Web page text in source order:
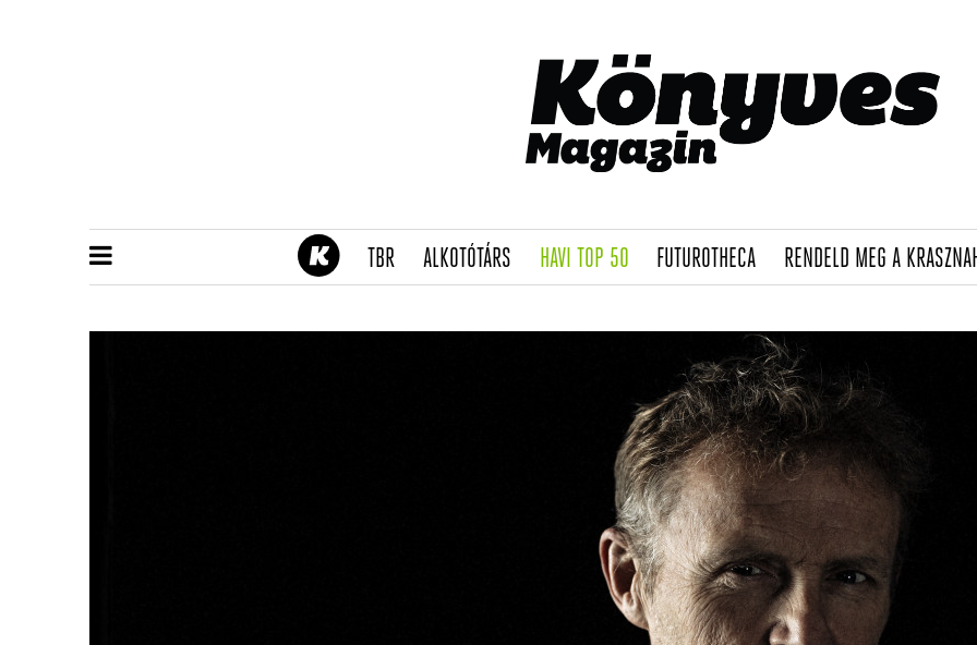
TBR(CURRENT)
ALKOTÓTÁRS(CURRENT)
HAVI TOP 50(CURRENT)
FUTUROTHECA(CURRENT)
RENDELD MEG A